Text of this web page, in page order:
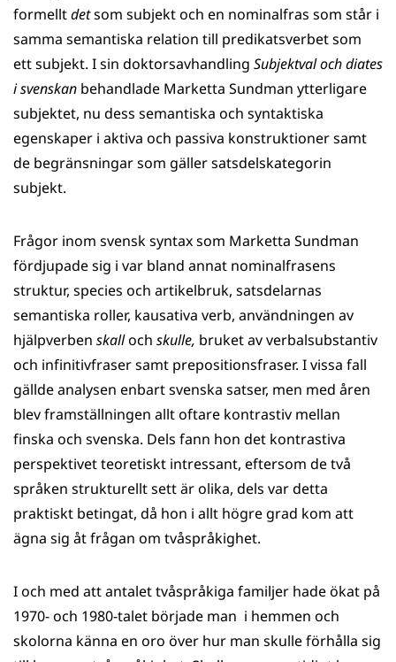
formelltdetsom subjektoch en nominalfras som står i
samma semantiska relation till predikatsverbet som
ett subjekt. I sin doktorsavhandling Subjektval och diates
i svenskan behandlade Marketta Sundman ytterligare
subjektet, nu dess semantiska och syntaktiska
egenskaper i aktiva och passiva konstruktioner samt
de begränsningar som gäller satsdelskategorin
subjekt.
Frågor inom svensk syntax som Marketta Sundman
fördjupade sig i var bland annat nominalfrasens
struktur, species och artikelbruk, satsdelarnas
semantiska roller, kausativa verb, användningen av
hjälpverben skalloch skulle, bruket av verbalsubstantiv
och infinitivfraser samt prepositionsfraser. I vissa fall
gällde analysen enbart svenska satser, men med åren
blev framställningen allt oftare kontrastiv mellan
finska och svenska. Dels fann hon det kontrastiva
perspektivet teoretiskt intressant, eftersom de två
språken strukturellt sett är olika, dels var detta
praktiskt betingat, då hon i allt högre grad kom att
ägna sig åt frågan om tvåspråkighet.
I och med att antalet tvåspråkiga familjer hade ökat på
1970- och 1980-talet började man i hemmen och
skolorna känna en oro över hur man skulle förhålla sig